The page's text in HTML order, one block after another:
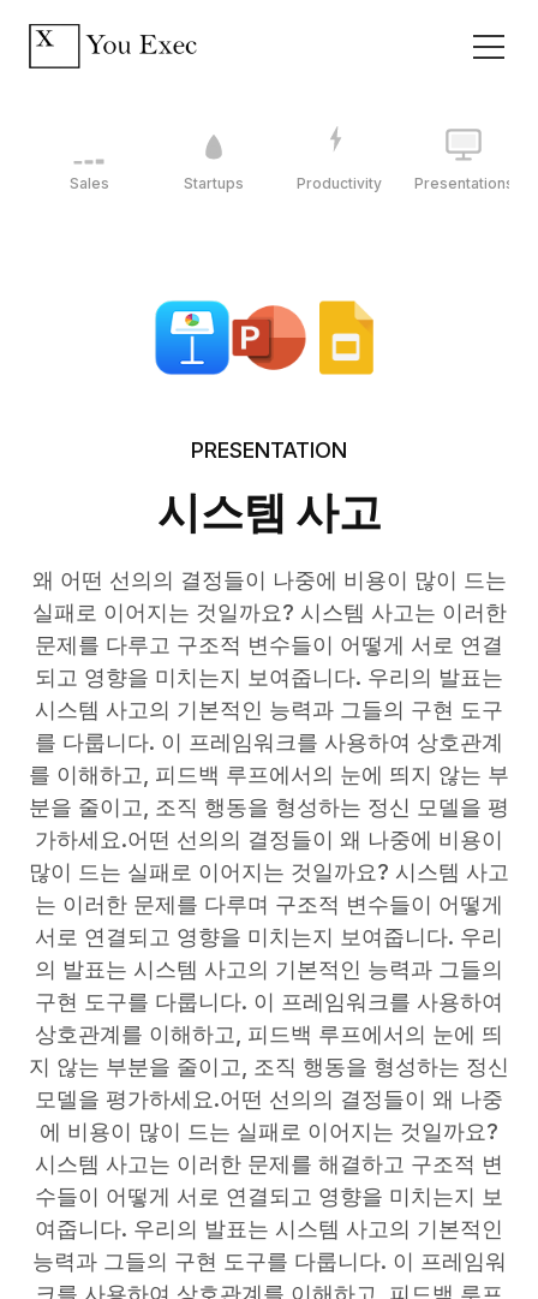
Sales Startups Productivity Presentations
PRESENTATION
시스템 사고
왜 어떤 선의의 결정들이 나중에 비용이 많이 드는
실패로 이어지는 것일까요? 시스템 사고는 이러한
문제를 다루고 구조적 변수들이 어떻게 서로 연결
되고 영향을 미치는지 보여줍니다. 우리의 발표는
시스템 사고의 기본적인 능력과 그들의 구현 도구
를 다룹니다. 이 프레임워크를 사용하여 상호관계
를 이해하고, 피드백 루프에서의 눈에 띄지 않는 부
분을 줄이고, 조직 행동을 형성하는 정신 모델을 평
가하세요.어떤 선의의 결정들이 왜 나중에 비용이
많이 드는 실패로 이어지는 것일까요? 시스템 사고
는 이러한 문제를 다루며 구조적 변수들이 어떻게
서로 연결되고 영향을 미치는지 보여줍니다. 우리
의 발표는 시스템 사고의 기본적인 능력과 그들의
구현 도구를 다룹니다. 이 프레임워크를 사용하여
상호관계를 이해하고, 피드백 루프에서의 눈에 띄
지 않는 부분을 줄이고, 조직 행동을 형성하는 정신
모델을 평가하세요.어떤 선의의 결정들이 왜 나중
에 비용이 많이 드는 실패로 이어지는 것일까요?
시스템 사고는 이러한 문제를 해결하고 구조적 변
수들이 어떻게 서로 연결되고 영향을 미치는지 보
여줍니다. 우리의 발표는 시스템 사고의 기본적인
능력과 그들의 구현 도구를 다룹니다. 이 프레임워
크를 사용하여 상호관계를 이해하고, 피드백 루프